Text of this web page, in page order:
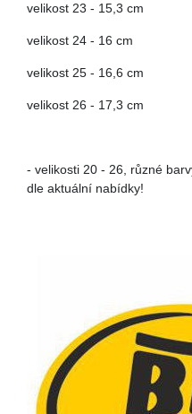
velikost 23 - 15,3 cm
velikost 24 - 16 cm
velikost 25 - 16,6 cm
velikost 26 - 17,3 cm
- velikosti 20 - 26, různé
dle aktuální nabídky!